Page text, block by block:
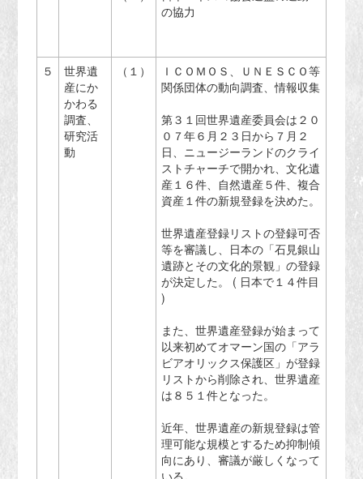
の協力
５
世界遺
産にか
かわる
調査、
研究活
動
（１）
ＩＣＯＭＯＳ、ＵＮＥＳＣＯ等
関係団体の動向調査、情報収集
第３１回世界遺産委員会は２０
０７年６月２３日から７月２
日、ニュージーランドのクライ
ストチャーチで開かれ、文化遺
産１６件、自然遺産５件、複合
資産１件の新規登録を決めた。
世界遺産登録リストの登録可否
等を審議し、日本の「石見銀山
遺跡とその文化的景観」の登録
が決定した。 ( 日本で１４件目
)
また、世界遺産登録が始まって
以来初めてオマーン国の「アラ
ビアオリックス保護区」が登録
リストから削除され、世界遺産
は８５１件となった。
近年、世界遺産の新規登録は管
理可能な規模とするため抑制傾
向にあり、審議が厳しくなって